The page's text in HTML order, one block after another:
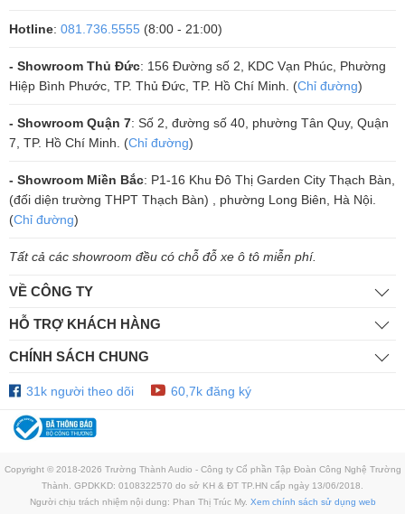
Micro Vatasa T500
3.850.000₫
6.000.000₫
-35%
Đặc điểm nổi bật
không bị mỏi tay khi cầm lâu.
Sử dụng sóng UHF cao tần mạnh mẽ giúp tăng khả năng thu âm
Hotline: 081.736.5555 (8:00 - 21:00)
- Showroom Thủ Đức: 156 Đường số 2, KDC Vạn Phúc, Phường
Hiệp Bình Phước, TP. Thủ Đức, TP. Hồ Chí Minh. (Chỉ đường)
- Showroom Quận 7: Số 2, đường số 40, phường Tân Quy, Quận
7, TP. Hồ Chí Minh. (Chỉ đường)
- Showroom Miền Bắc: P1-16 Khu Đô Thị Garden City Thạch Bàn,
(đối diện trường THPT Thạch Bàn) , phường Long Biên, Hà Nội.
(Chỉ đường)
Tất cả các showroom đều có chỗ đỗ xe ô tô miễn phí.
VỀ CÔNG TY
HỖ TRỢ KHÁCH HÀNG
CHÍNH SÁCH CHUNG
31k người theo dõi 60,7k đăng ký
Copyright © 2018-2026 Trường Thành Audio - Công ty Cổ phần Tập Đoàn Công Nghệ Trường
Thành. GPDKKD: 0108322570 do sở KH & ĐT TP.HN cấp ngày 13/06/2018.
Người chịu trách nhiệm nội dung: Phan Thị Trúc My. Xem chính sách sử dụng web